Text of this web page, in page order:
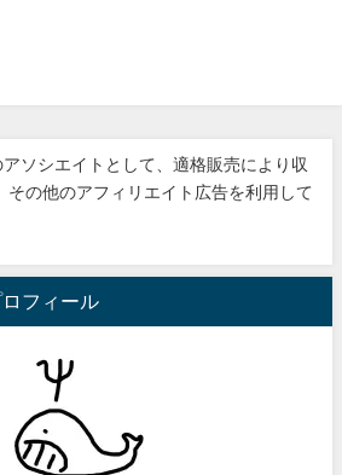
ソシエイトとして、適格販売により収
その他のアフィリエイト広告を利用して
フィール